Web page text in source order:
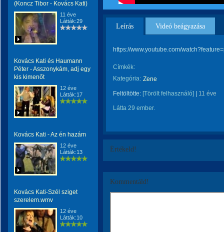
(Koncz Tibor - Kovács Kati)
11 éve
Látták:29
Kovács Kati és Haumann
Péter - Asszonykám, adj egy
kis kimenőt
12 éve
Látták:17
Kovács Kati - Az én hazám
12 éve
Látták:13
Kovács Kati-Szél sziget
szerelem.wmv
12 éve
Látták:10
Leírás Videó beágyazása
https://www.youtube.com/
Címkék:
Kategória: Zene
Feltöltötte: [Törölt felhasználó] 11 éve
Látta 29 ember.
Értékeld!
Kommentáld!